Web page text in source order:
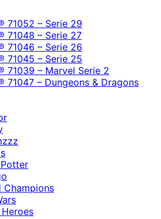
71052 – Serie 29
71048 – Serie 27
71046 – Serie 26
71045 – Serie 25
71039 – Marvel Serie 2
71047 – Dungeons & Dragons
Champions